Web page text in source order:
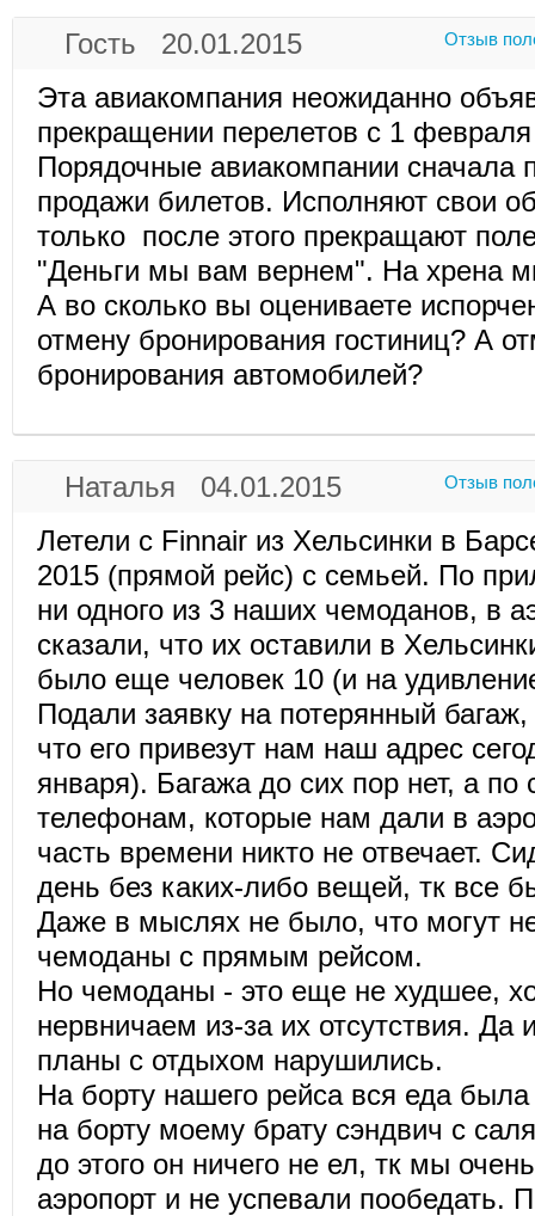
Гость 20.01.2015 Отзыв
Эта авиакомпания неожиданно
прекращении перелетов с 1
Порядочные авиакомпании сначала
продажи билетов. Исполняют свои
только после этого прекращают
"Деньги мы вам вернем". На хрена
А во сколько вы оцениваете
отмену бронирования гостиниц? А
бронирования автомобилей?
Наталья 04.01.2015 Отзыв
Летели с Finnair из Хельсинки в
2015 (прямой рейс) с семьей. По
ни одного из 3 наших чемоданов, в
сказали, что их оставили в
было еще человек 10 (и на
Подали заявку на потерянный
что его привезут нам наш адрес
января). Багажа до сих пор нет, а по
телефонам, которые нам дали в
часть времени никто не отвечает.
день без каких-либо вещей, тк все
Даже в мыслях не было, что могут
чемоданы с прямым рейсом.
Но чемоданы - это еще не худшее,
нервничаем из-за их отсутствия. Да
планы с отдыхом нарушились.
На борту нашего рейса вся еда
на борту моему брату сэндвич с
до этого он ничего не ел, тк мы
аэропорт и не успевали пообедать.